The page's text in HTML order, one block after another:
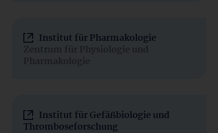
Institut für Pharmakologie
Zentrum für Physiologie und
Pharmakologie
Institut für Gefäßbiologie und
Thromboseforschung